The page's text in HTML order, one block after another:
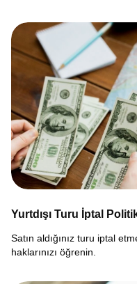
Yurtdışı Turu İptal
Satın aldığınız turu iptal
haklarınızı öğrenin.